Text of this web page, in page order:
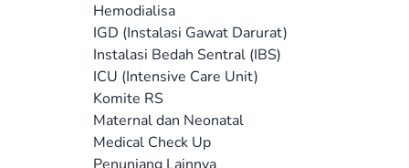
Hemodialisa
IGD (Instalasi Gawat Darurat)
Instalasi Bedah Sentral (IBS)
ICU (Intensive Care Unit)
Komite RS
Maternal dan Neonatal
Medical Check Up